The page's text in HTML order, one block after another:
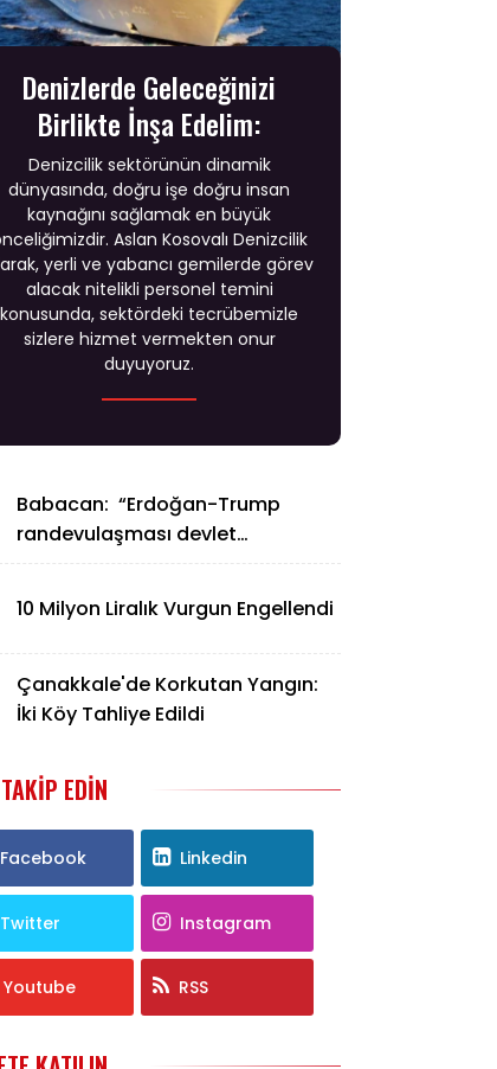
Denizlerde Geleceğinizi
Birlikte İnşa Edelim:
Denizcilik sektörünün dinamik
dünyasında, doğru işe doğru insan
kaynağını sağlamak en büyük
Aslan Kosovalı Denizcilik
yerli ve yabancı gemilerde görev
alacak nitelikli personel temini
konusunda, sektördeki tecrübemizle
sizlere hizmet vermekten onur
duyuyoruz.
Babacan: “Erdoğan-Trump
randevulaşması devlet
10 Milyon Liralık Vurgun Engellendi
Çanakkale'de Korkutan Yangın:
İki Köy Tahliye Edildi
EDIN
Facebook Linkedin
Twitter Instagram
Youtube RSS